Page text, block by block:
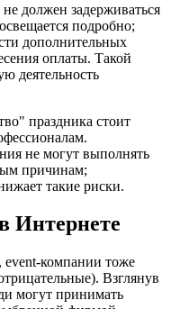
должен задерживаться
подробно;
дополнительных
оплаты. Такой
деятельность
праздника стоит
не могут выполнять
причинам;
такие риски.
Интернете
компании тоже
Взглянув
могут принимать